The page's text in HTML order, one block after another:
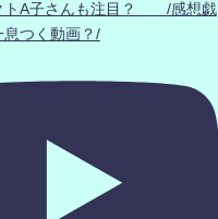
トA子さんも注目？ /感想戯
息つく動画？/